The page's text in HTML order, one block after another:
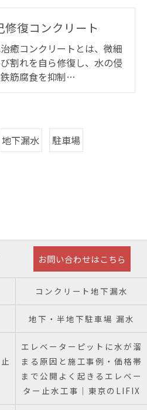
修復コンクリート
癒コンクリートとは、微細
割れを自ら修復し、水の侵
筋腐食を抑制…
地下漏水 駐車場
お問い合わせはこちら
コンクリート地下漏水
地下・半地下駐車場 漏水
エレベーターピットに水が溜
まる原因と施工事例・価格帯
まで公開よく起きるエレベー
ター止水工事｜東京のLIFIX